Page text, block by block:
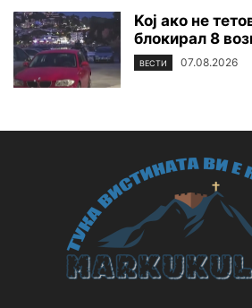
Koj ако не
блокирал 8
ВЕСТИ 07.08.2026